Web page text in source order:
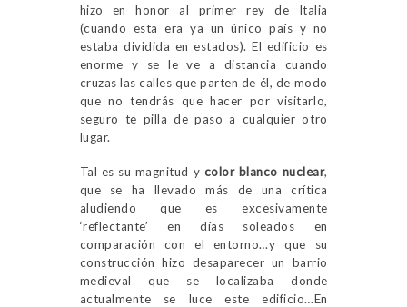
hizo en honor al primer rey de Italia
(cuando esta era ya un único país y no
estaba dividida en estados). El edificio es
enorme y se le ve a distancia cuando
cruzas las calles que parten de él, de modo
que no tendrás que hacer por visitarlo,
seguro te pilla de paso a cualquier otro
lugar.
Tal es su magnitud y color blanco nuclear,
que se ha llevado más de una crítica
aludiendo que es excesivamente
‘reflectante’ en días soleados en
comparación con el entorno…y que su
construcción hizo desaparecer un barrio
medieval que se localizaba donde
actualmente se luce este edificio…En